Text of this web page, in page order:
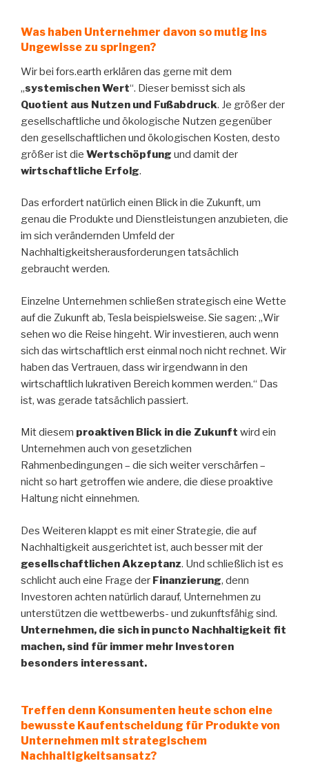
Was haben Unternehmer davon so mutig ins
Ungewisse zu springen?
Wir bei fors.earth erklären das gerne mit dem
„systemischen Wert“. Dieser bemisst sich als
Quotient aus Nutzen und Fußabdruck. Je größer der
gesellschaftliche und ökologische Nutzen gegenüber
den gesellschaftlichen und ökologischen Kosten, desto
größer ist die Wertschöpfung und damit der
wirtschaftliche Erfolg.
Das erfordert natürlich einen Blick in die Zukunft, um
genau die Produkte und Dienstleistungen anzubieten, die
im sich verändernden Umfeld der
Nachhaltigkeitsherausforderungen tatsächlich
gebraucht werden.
Einzelne Unternehmen schließen strategisch eine Wette
auf die Zukunft ab, Tesla beispielsweise. Sie sagen: „Wir
sehen wo die Reise hingeht. Wir investieren, auch wenn
sich das wirtschaftlich erst einmal noch nicht rechnet. Wir
haben das Vertrauen, dass wir irgendwann in den
wirtschaftlich lukrativen Bereich kommen werden.“ Das
ist, was gerade tatsächlich passiert.
Mit diesem proaktiven Blick in die Zukunft wird ein
Unternehmen auch von gesetzlichen
Rahmenbedingungen – die sich weiter verschärfen –
nicht so hart getroffen wie andere, die diese proaktive
Haltung nicht einnehmen.
Des Weiteren klappt es mit einer Strategie, die auf
Nachhaltigkeit ausgerichtet ist, auch besser mit der
gesellschaftlichen Akzeptanz. Und schließlich ist es
schlicht auch eine Frage der Finanzierung, denn
Investoren achten natürlich darauf, Unternehmen zu
unterstützen die wettbewerbs- und zukunftsfähig sind.
Unternehmen, die sich in puncto Nachhaltigkeit fit
machen, sind für immer mehr Investoren
besonders interessant.
Treffen denn Konsumenten heute schon eine
bewusste Kaufentscheidung für Produkte von
Unternehmen mit strategischem
Nachhaltigkeitsansatz?